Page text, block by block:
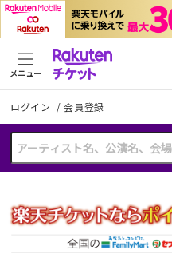
ログイン /会員登録
メニュー